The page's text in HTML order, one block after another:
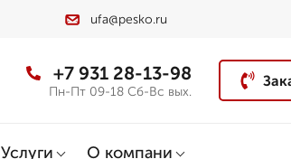
ufa@pesko.ru
+7 931 28-13-98
Пн-Пт 09-18 Сб-Вс вых.
Услуги О компани